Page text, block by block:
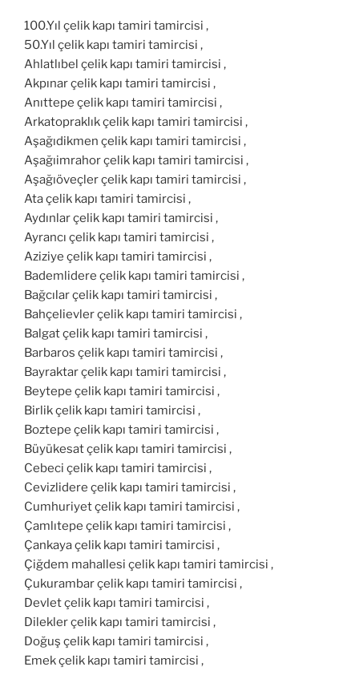
100.Yıl çelik kapı tamiri tamircisi ,
50.Yıl çelik kapı tamiri tamircisi ,
Ahlatlıbel çelik kapı tamiri tamircisi ,
Akpınar çelik kapı tamiri tamircisi ,
Anıttepe çelik kapı tamiri tamircisi ,
Arkatopraklık çelik kapı tamiri tamircisi ,
Aşağıdikmen çelik kapı tamiri tamircisi ,
Aşağıimrahor çelik kapı tamiri tamircisi ,
Aşağıöveçler çelik kapı tamiri tamircisi ,
Ata çelik kapı tamiri tamircisi ,
Aydınlar çelik kapı tamiri tamircisi ,
Ayrancı çelik kapı tamiri tamircisi ,
Aziziye çelik kapı tamiri tamircisi ,
Bademlidere çelik kapı tamiri tamircisi ,
Bağcılar çelik kapı tamiri tamircisi ,
Bahçelievler çelik kapı tamiri tamircisi ,
Balgat çelik kapı tamiri tamircisi ,
Barbaros çelik kapı tamiri tamircisi ,
Bayraktar çelik kapı tamiri tamircisi ,
Beytepe çelik kapı tamiri tamircisi ,
Birlik çelik kapı tamiri tamircisi ,
Boztepe çelik kapı tamiri tamircisi ,
Büyükesat çelik kapı tamiri tamircisi ,
Cebeci çelik kapı tamiri tamircisi ,
Cevizlidere çelik kapı tamiri tamircisi ,
Cumhuriyet çelik kapı tamiri tamircisi ,
Çamlıtepe çelik kapı tamiri tamircisi ,
Çankaya çelik kapı tamiri tamircisi ,
Çiğdem mahallesi çelik kapı tamiri tamircisi ,
Çukurambar çelik kapı tamiri tamircisi ,
Devlet çelik kapı tamiri tamircisi ,
Dilekler çelik kapı tamiri tamircisi ,
Doğuş çelik kapı tamiri tamircisi ,
Emek çelik kapı tamiri tamircisi ,